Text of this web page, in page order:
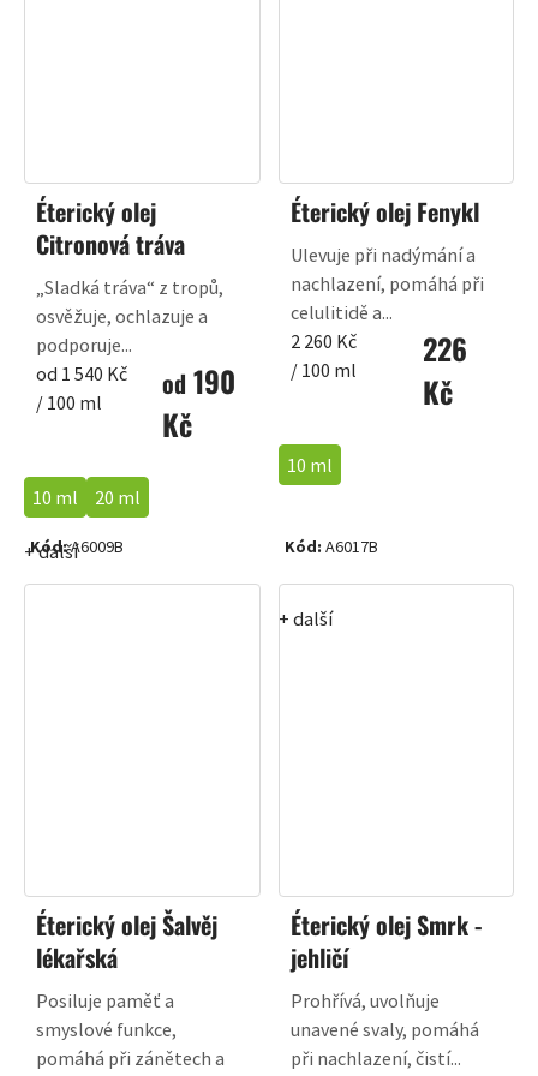
Éterický olej
Citronová tráva
od 190
Kč
Měrná
cena:
od 1 540 Kč
/ 100 ml
„Sladká tráva“ z tropů,
osvěžuje, ochlazuje a
podporuje...
10 ml 20 ml
+ další
Kód:A6009B
Éterický olej Fenykl
226
Kč
Měrná
cena:
2 260 Kč
/ 100 ml
Ulevuje při nadýmání a
nachlazení, pomáhá při
celulitidě a...
10 ml
+ další
Kód: A6017B
Éterický olej Šalvěj
lékařská
Posiluje paměť a
smyslové funkce,
pomáhá při zánětech a
Éterický olej Smrk -
jehličí
Prohřívá, uvolňuje
unavené svaly, pomáhá
při nachlazení, čistí...